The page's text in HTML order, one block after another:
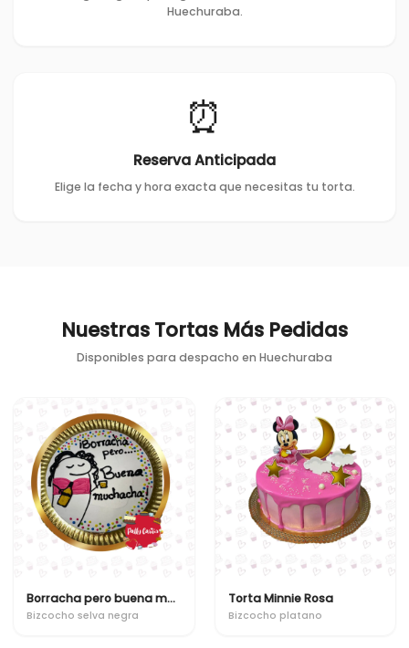
Huechuraba.
⏰
Reserva Anticipada
Elige la fecha y hora exacta que necesitas tu torta.
Nuestras Tortas Más Pedidas
Disponibles para despacho en Huechuraba
Borracha pero buena muchacha
Bizcocho selva negra
Torta Minnie Rosa
Bizcocho platano